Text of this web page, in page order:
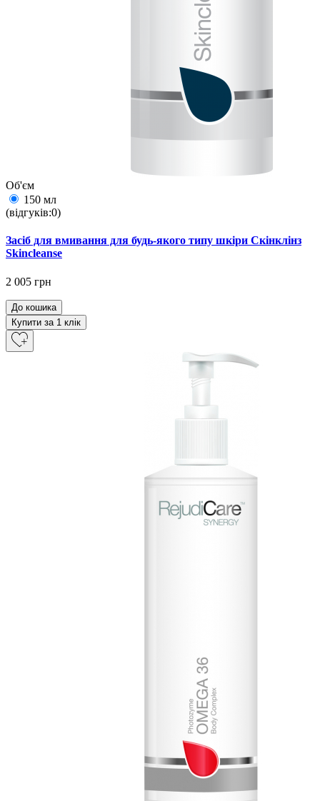
Об'єм
150 мл
(відгуків:0)
Засіб для вмивання для будь-якого типу шкіри Скінклінз
Skincleanse
2 005 грн
До кошика
Купити за 1 клiк